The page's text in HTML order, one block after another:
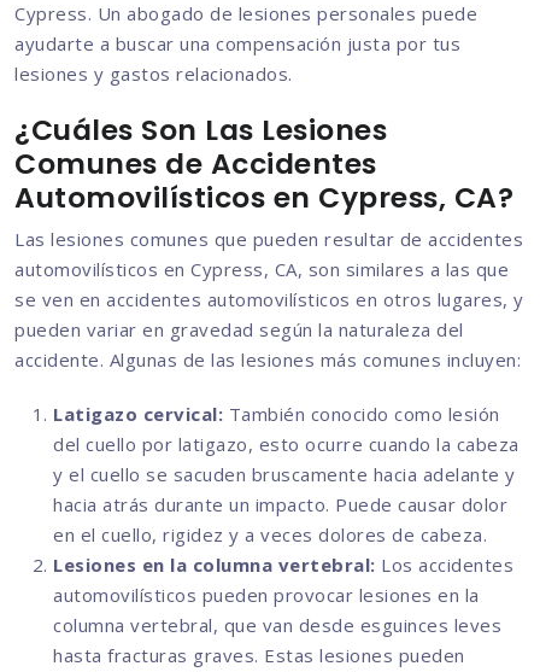
Cypress. Un abogado de lesiones personales puede
ayudarte a buscar una compensación justa por tus
lesiones y gastos relacionados.
¿Cuáles Son Las Lesiones
Comunes de Accidentes
Automovilísticos en Cypress, CA?
Las lesiones comunes que pueden resultar de accidentes
automovilísticos en Cypress, CA, son similares a las que
se ven en accidentes automovilísticos en otros lugares, y
pueden variar en gravedad según la naturaleza del
accidente. Algunas de las lesiones más comunes incluyen:
Latigazo cervical: También conocido como lesión
del cuello por latigazo, esto ocurre cuando la cabeza
y el cuello se sacuden bruscamente hacia adelante y
hacia atrás durante un impacto. Puede causar dolor
en el cuello, rigidez y a veces dolores de cabeza.
Lesiones en la columna vertebral: Los accidentes
automovilísticos pueden provocar lesiones en la
columna vertebral, que van desde esguinces leves
hasta fracturas graves. Estas lesiones pueden